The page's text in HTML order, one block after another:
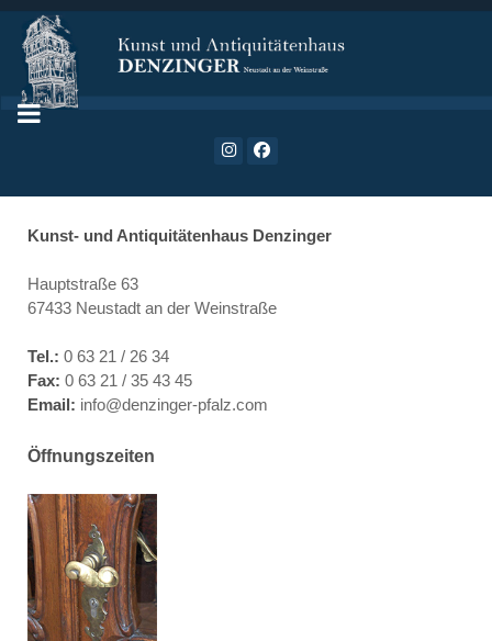
Kunst- und Antiquitätenhaus Denzinger
Hauptstraße 63
67433 Neustadt an der Weinstraße
Tel.: 0 63 21 / 26 34
Fax: 0 63 21 / 35 43 45
Email: info@denzinger-pfalz.com
Öffnungszeiten